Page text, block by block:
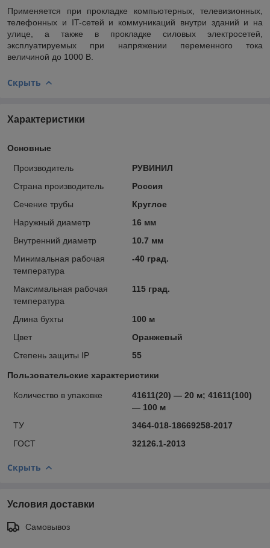
Применяется при прокладке компьютерных, телевизионных,
телефонных и IT-сетей и коммуникаций внутри зданий и на
улице, а также в прокладке силовых электросетей,
эксплуатируемых при напряжении переменного тока
величиной до 1000 В.
Скрыть
Характеристики
Основные
Производитель
РУВИНИЛ
Страна производитель
Россия
Сечение трубы
Круглое
Наружный диаметр
16 мм
Внутренний диаметр
10.7 мм
Минимальная рабочая
температура
-40 град.
Максимальная рабочая
температура
115 град.
Длина бухты
100 м
Цвет
Оранжевый
Степень защиты IP
55
Пользовательские характеристики
Количество в упаковке
41611(20) — 20 м; 41611(100)
— 100 м
ТУ
3464-018-18669258-2017
ГОСТ
32126.1-2013
Скрыть
Условия доставки
Самовывоз